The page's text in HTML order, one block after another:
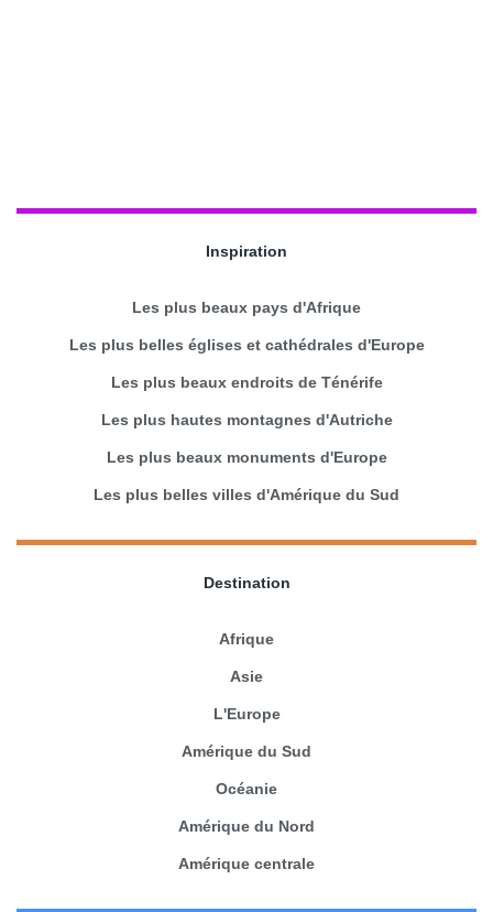
Inspiration
Les plus beaux pays d'Afrique
Les plus belles églises et cathédrales d'Europe
Les plus beaux endroits de Ténérife
Les plus hautes montagnes d'Autriche
Les plus beaux monuments d'Europe
Les plus belles villes d'Amérique du Sud
Destination
Afrique
Asie
L'Europe
Amérique du Sud
Océanie
Amérique du Nord
Amérique centrale